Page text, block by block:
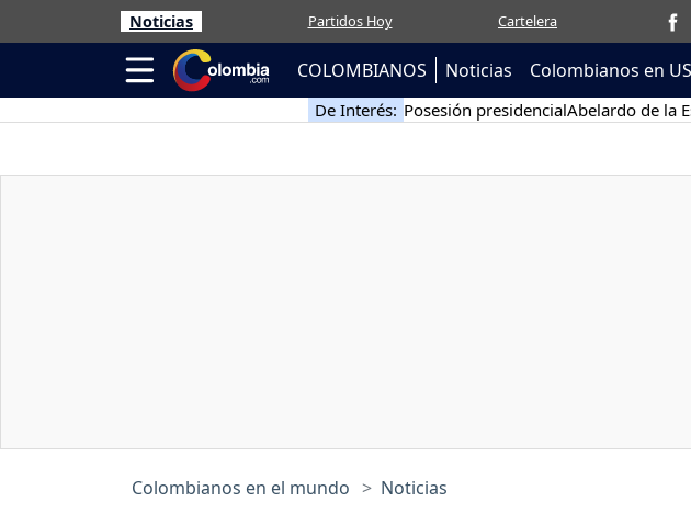
Noticias Partidos Hoy Cartelera
COLOMBIANOS Noticias Colombianos en
De Interés: Posesión presidencialAbelardo de la
Colombianos en el mundo Noticias